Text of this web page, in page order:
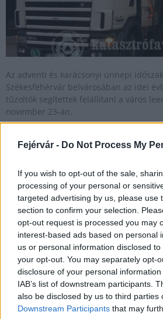
Fejérvár - Do Not Process My
If you wish to opt-out of the sale,
processing of your personal or
targeted advertising by us, please use
section to confirm your selection.
opt-out request is processed you may
interest-based ads based on personal
us or personal information disclosed
your opt-out. You may separately opt-
disclosure of your personal
IAB’s list of downstream participants.
also be disclosed by us to third parties
Downstream Participants that may
Az adventi és karácsonyi ünnepi
Székesfehérvár belvárosában az idei
tűzoltók segítettek felállítani a város
november 23-án.
Felállították az ország
2016.11.26
Ezúttal is a Parlament előtt foglal
karácsonyfája, melyet egy
Székesfehérvár adja idén az
2020.11.18
Helyi hírek